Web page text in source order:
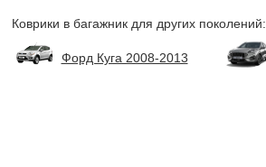
Коврики в багажник для других поколений:
Форд Куга 2008-2013